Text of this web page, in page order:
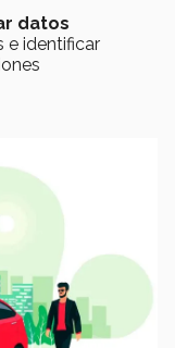
datos
e identificar